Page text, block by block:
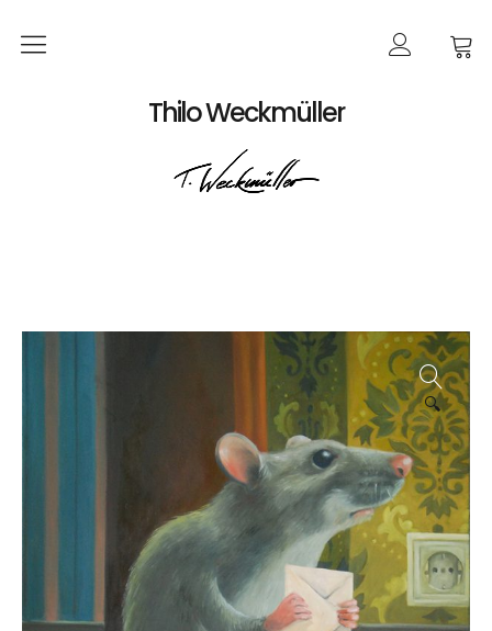
Thilo Weckmüller
Home
EVENTS
Bestellungen
Werke
Ölgemälde
Radierung
Linoldruck
🔍